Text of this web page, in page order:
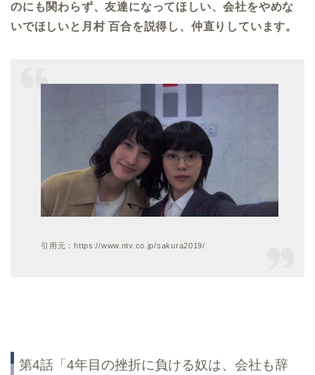
のにも関わらず、友達になってほしい、会社をやめな
いでほしいと月村 百合を説得し、仲直りしています。
引用元：https://www.ntv.co.jp/sakura2019/
第4話「4年目の挫折に負ける奴は、会社も辞